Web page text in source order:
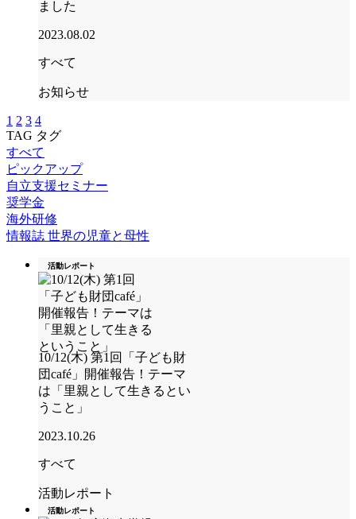
ました
2023.08.02
すべて
お知らせ
1 2 3 4
TAG タグ
すべて
ピックアップ
自立支援セミナー
奨学金
海外研修
情報誌 世界の児童と母性
活動レポート
10/12(木) 第1回「子ども財
団café」開催報告！テーマ
は「里親として生きるとい
うこと」
2023.10.26
すべて
活動レポート
活動レポート